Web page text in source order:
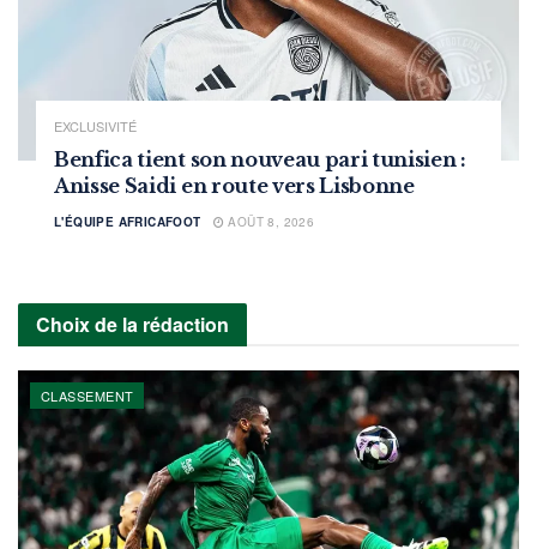
EXCLUSIVITÉ
Benfica tient son nouveau pari tunisien :
Anisse Saidi en route vers Lisbonne
L'ÉQUIPE AFRICAFOOT AOÛT 8, 2026
Choix de la rédaction
CLASSEMENT